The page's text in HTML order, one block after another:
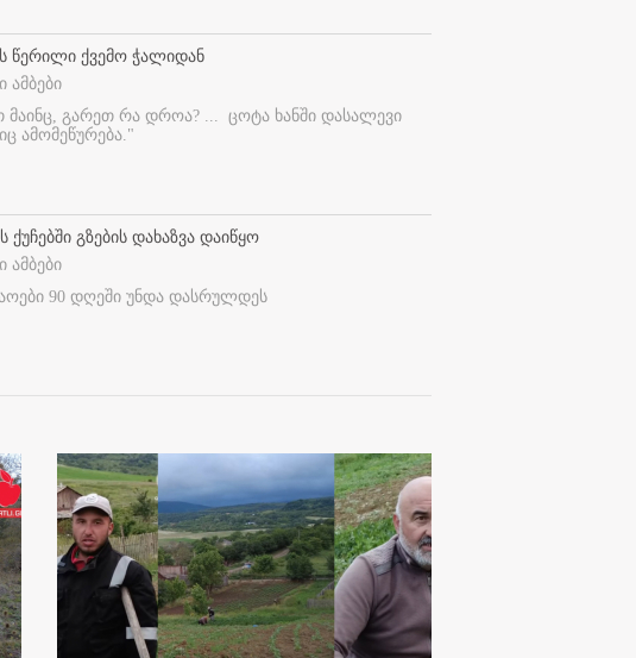
წერილი ქვემო ჭალიდან
ამბები
მაინც, გარეთ რა დროა? ... ცოტა ხანში დასალევი
ამომეწურება."
ქუჩებში გზების დახაზვა დაიწყო
ამბები
90 დღეში უნდა დასრულდეს